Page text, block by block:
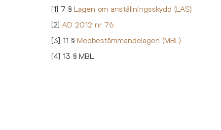
[1] 7 § Lagen om anställningsskydd (LAS)
[2] AD 2012 nr 76
[3] 11 § Medbestämmandelagen (MBL)
[4] 13 § MBL